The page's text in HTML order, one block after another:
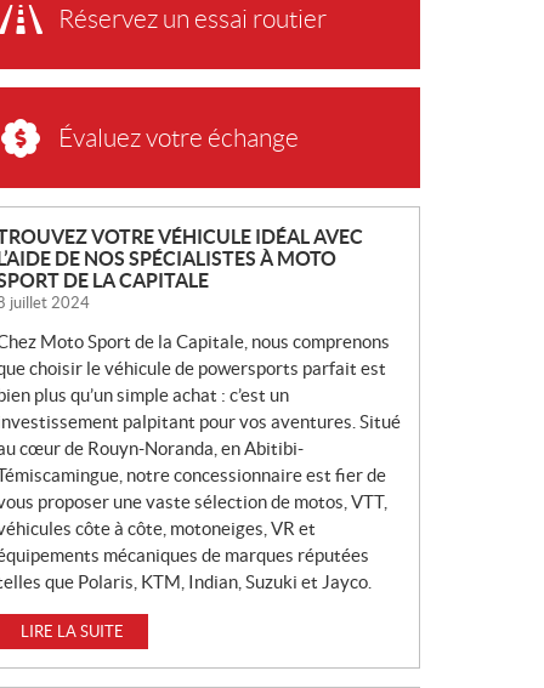
Réservez un essai routier
Évaluez votre échange
V
VOTRE VÉHICULE IDÉAL AVEC
DE NOS SPÉCIALISTES À MOTO
DE LA CAPITALE
juillet 2024
Moto Sport de la Capitale, nous comprenons
choisir le véhicule de powersports parfait est
plus qu’un simple achat : c’est un
palpitant pour vos aventures. Situé
cœur de Rouyn-Noranda, en Abitibi-
notre concessionnaire est fier de
proposer une vaste sélection de motos, VTT,
côte à côte, motoneiges, VR et
mécaniques de marques réputées
que Polaris, KTM, Indian, Suzuki et Jayco.
LIRE LA SUITE